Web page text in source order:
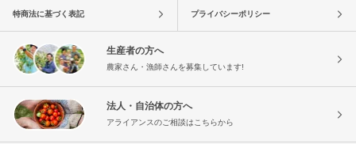
特商法に基づく表記 プライバシーポリシー
生産者の方へ
農家さん・漁師さんを募集しています!
法人・自治体の方へ
アライアンスのご相談はこちらから